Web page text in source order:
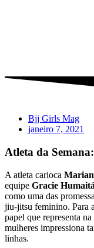
Bjj Girls Mag
janeiro 7, 2021
Atleta da
A atleta carioca
equipe Gracie Humaitá
como uma das
jiu-jitsu feminino. Para
papel que representa
mulheres impressiona
linhas.